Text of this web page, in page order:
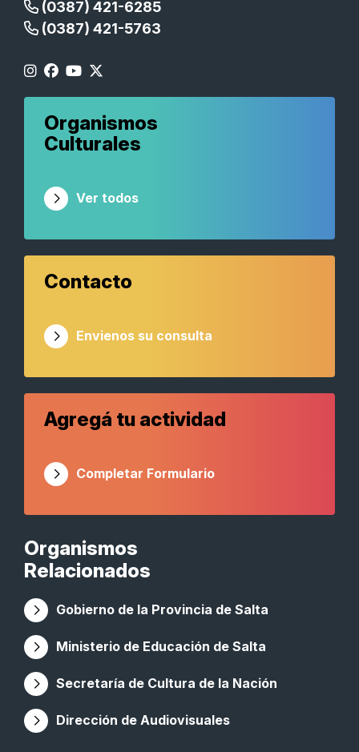
(0387) 421-6285
(0387) 421-5763
Organismos
Relacionados
Gobierno de la Provincia de Salta
Ministerio de Educación de Salta
Secretaría de Cultura de la Nación
Dirección de Audiovisuales
Organismos
Culturales
Ver todos
Contacto
Envienos su consulta
Agregá tu actividad
Completar Formulario